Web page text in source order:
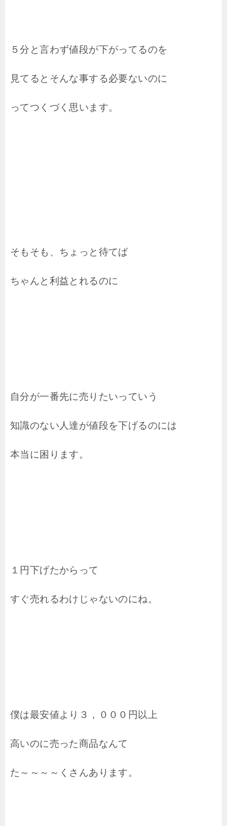
５分と言わず値段が下がってるのを
見てるとそんな事する必要ないのに
ってつくづく思います。
そもそも、ちょっと待てば
ちゃんと利益とれるのに
自分が一番先に売りたいっていう
知識のない人達が値段を下げるのには
本当に困ります。
１円下げたからって
すぐ売れるわけじゃないのにね。
僕は最安値より３，０００円以上
高いのに売った商品なんて
た～～～～くさんあります。